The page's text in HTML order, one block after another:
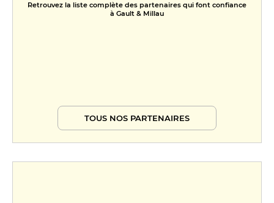
Retrouvez la liste complète des partenaires qui font confiance
à Gault & Millau
TOUS NOS PARTENAIRES